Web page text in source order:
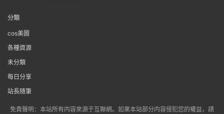
分類
cos美圖
各種資源
未分類
每日分享
站長随筆
免責聲明：本站所有内容來源于互聯網。如果本站部分内容侵犯您的權益，請